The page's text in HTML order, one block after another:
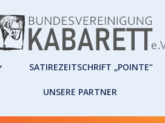
SATIREZEITSCHRIFT „POINTE“
UNSERE PARTNER